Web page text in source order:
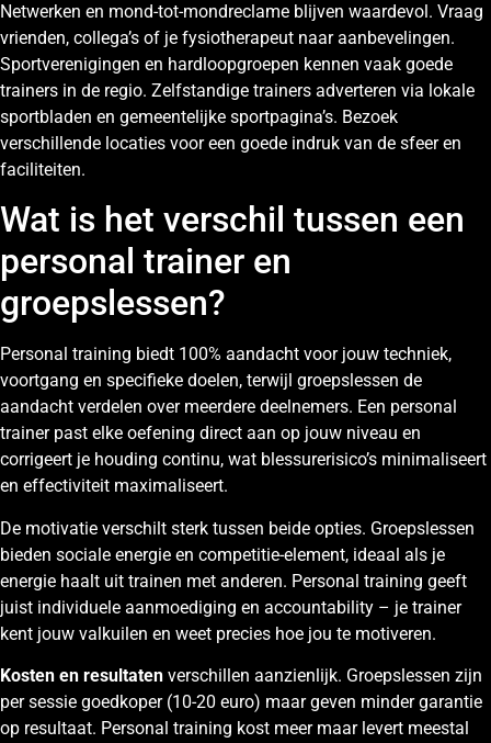
Netwerken en mond-tot-mondreclame blijven waardevol. Vraag
vrienden, collega’s of je fysiotherapeut naar aanbevelingen.
Sportverenigingen en hardloopgroepen kennen vaak goede
trainers in de regio. Zelfstandige trainers adverteren via lokale
sportbladen en gemeentelijke sportpagina’s. Bezoek
verschillende locaties voor een goede indruk van de sfeer en
faciliteiten.
Wat is het verschil tussen een
personal trainer en
groepslessen?
Personal training biedt 100% aandacht voor jouw techniek,
voortgang en specifieke doelen, terwijl groepslessen de
aandacht verdelen over meerdere deelnemers. Een personal
trainer past elke oefening direct aan op jouw niveau en
corrigeert je houding continu, wat blessurerisico’s minimaliseert
en effectiviteit maximaliseert.
De motivatie verschilt sterk tussen beide opties. Groepslessen
bieden sociale energie en competitie-element, ideaal als je
energie haalt uit trainen met anderen. Personal training geeft
juist individuele aanmoediging en accountability – je trainer
kent jouw valkuilen en weet precies hoe jou te motiveren.
Kosten en resultaten verschillen aanzienlijk. Groepslessen zijn
per sessie goedkoper (10-20 euro) maar geven minder garantie
op resultaat. Personal training kost meer maar levert meestal